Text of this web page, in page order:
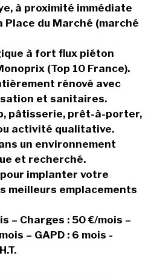
à proximité immédiate
Place du Marché (marché
à fort flux piéton
(Top 10 France).
rénové avec
et sanitaires.
pâtisserie, prêt-à-porter,
activité qualitative.
un environnement
et recherché.
implanter votre
meilleurs emplacements
– Charges : 50 €/mois –
– GAPD : 6 mois -